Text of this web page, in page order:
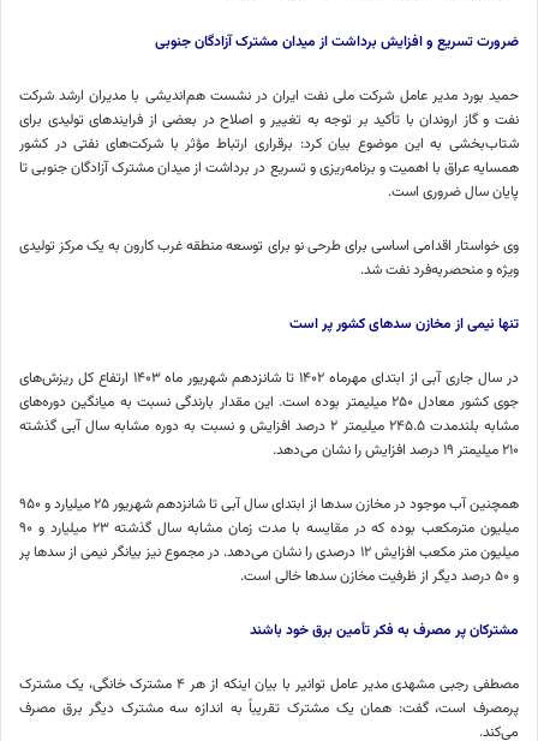
ضرورت تسریع و افزایش برداشت از میدان مشترک آزادگان جنوبی
حمید بورد مدیر عامل شرکت ملی نفت ایران در نشست هم‌اندیشی با مدیران ارشد شرکت
نفت و گاز اروندان با تأکید بر توجه به تغییر و اصلاح در بعضی از فرایندهای تولیدی برای
شتاب‌بخشی به این موضوع بیان کرد: برقراری ارتباط مؤثر با شرکت‌های نفتی در کشور
همسایه عراق با اهمیت و برنامه‌ریزی و تسریع در برداشت از میدان مشترک آزادگان جنوبی تا
پایان سال ضروری است.
وی خواستار اقدامی اساسی برای طرحی نو برای توسعه منطقه غرب کارون به یک مرکز تولیدی
ویژه و منحصربه‌فرد نفت شد.
تنها نیمی از مخازن سدهای کشور پر است
در سال جاری آبی از ابتدای مهرماه ۱۴۰۲ تا شانزدهم شهریور ماه ۱۴۰۳ ارتفاع کل ریزش‌های
جوی کشور معادل ۲۵۰ میلیمتر بوده است. این مقدار بارندگی نسبت به میانگین دوره‌های
مشابه بلندمدت ۲۴۵.۵ میلیمتر ۲ درصد افزایش و نسبت به دوره مشابه سال آبی گذشته
۲۱۰ میلیمتر ۱۹ درصد افزایش را نشان می‌دهد.
همچنین آب موجود در مخازن سدها از ابتدای سال آبی تا شانزدهم شهریور ۲۵ میلیارد و ۹۵۰
میلیون مترمکعب بوده که در مقایسه با مدت زمان مشابه سال گذشته ۲۳ میلیارد و ۹۰
میلیون متر مکعب افزایش ۱۲ درصدی را نشان می‌دهد. در مجموع نیز بیانگر نیمی از سدها پر
و ۵۰ درصد دیگر از ظرفیت مخازن سدها خالی است.
مشترکان پر مصرف به فکر تأمین برق خود باشند
مصطفی رجبی مشهدی مدیر عامل توانیر با بیان اینکه از هر ۴ مشترک خانگی، یک مشترک
پرمصرف است، گفت: همان یک مشترک تقریباً به اندازه سه مشترک دیگر برق مصرف
می‌کند.